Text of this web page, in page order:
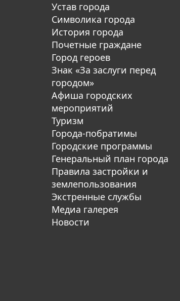
Устав города
Символика города
История города
Почетные граждане
Город героев
Знак «За заслуги перед
городом»
Афиша городских
мероприятий
Туризм
Города-побратимы
Городские программы
Генеральный план города
Правила застройки и
землепользования
Экстренные службы
Медиа галерея
Новости